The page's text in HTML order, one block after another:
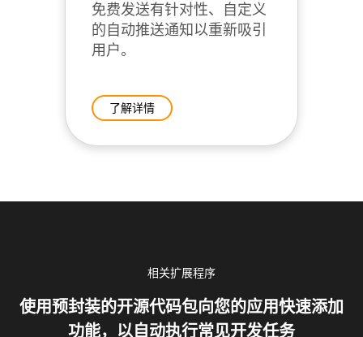
免费发送有针对性、自定义
的自动推送通知以重新吸引
用户。
了解详情
相关扩展程序
使用预封装的开源代码包向您的应用快速添加
功能，以自动执行常见开发任务